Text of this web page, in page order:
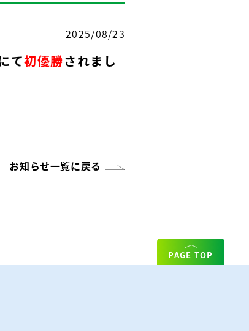
2025/08/23
て初優勝されまし
お知らせ一覧に戻る
PAGE TOP